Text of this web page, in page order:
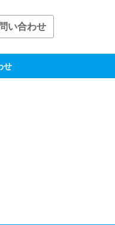
い合わせ
せ